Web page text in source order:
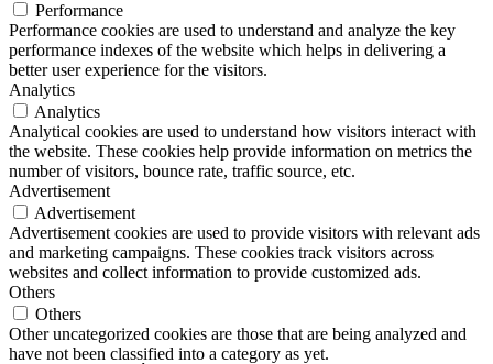
Performance
Performance cookies are used to understand and analyze the key
performance indexes of the website which helps in delivering a
better user experience for the visitors.
Analytics
Analytics
Analytical cookies are used to understand how visitors interact with
the website. These cookies help provide information on metrics the
number of visitors, bounce rate, traffic source, etc.
Advertisement
Advertisement
Advertisement cookies are used to provide visitors with relevant ads
and marketing campaigns. These cookies track visitors across
websites and collect information to provide customized ads.
Others
Others
Other uncategorized cookies are those that are being analyzed and
have not been classified into a category as yet.